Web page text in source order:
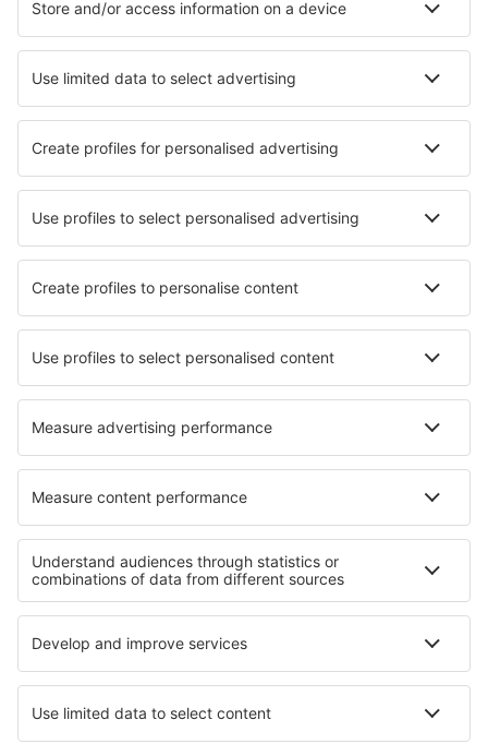
Hotels in Sankt Wolfgang im Salzkammergut Hotels in Villach
Hotels in Viehhofen
Beste hotels - steden
Hotels in Ennery Hotels in Simonswald
Hotels in Visaginas Hotels in Hasselroth
Hotels in Tamarac Hotels in Storo
Hotels in Saint-Imier Hotels in Chauvigny
Beste hotels - regio's
Hotels in Bad Aussee Hotels in Worthersee
Hotels in Kitzbühel Hotels in Stubaital
Hotels in het Dachsteinmassief Hotels in Santiago
Hotels in Albanië Hotels in Principality of Asturias
Hotels in New York Hotels in Val-d''Isère